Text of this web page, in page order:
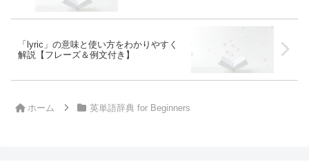
「lyric」の意味と使い方をわかりやすく
解説【フレーズ＆例文付き】
ホーム 英単語辞典 for Beginners